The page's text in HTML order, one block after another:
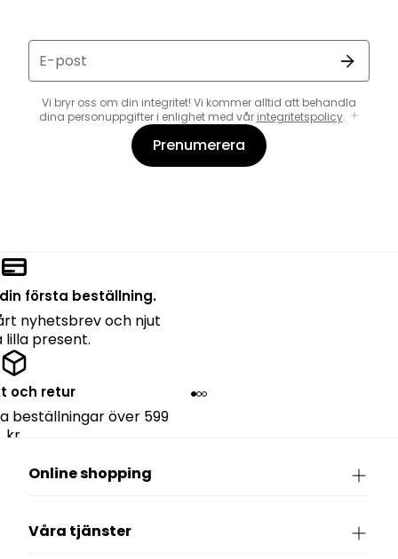
E-post
Vi bryr oss om din integritet! Vi kommer alltid att behandla
dina personuppgifter i enlighet med vår integritetspolicy.
Prenumerera
första beställning.
nyhetsbrev och njut
lilla present.
och retur
beställningar över 599
kr.
Online shopping
Våra tjänster